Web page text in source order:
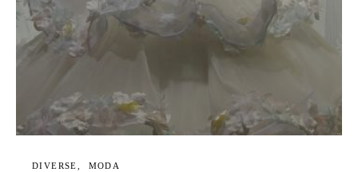
DIVERSE MODA